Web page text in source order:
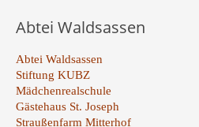
Abtei Waldsassen
Abtei Waldsassen
Stiftung KUBZ
Mädchenrealschule
Gästehaus St. Joseph
Straußenfarm Mitterhof